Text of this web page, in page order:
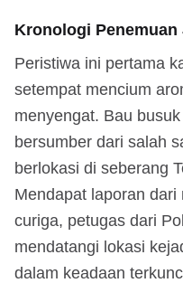
Kronologi Penemuan
Peristiwa ini pertama
setempat mencium
menyengat. Bau
bersumber dari salah
berlokasi di seberang
Mendapat laporan
curiga, petugas dari
mendatangi lokasi
dalam keadaan